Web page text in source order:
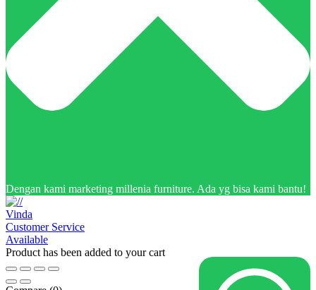
Dengan kami marketing millenia furniture. Ada yg bisa kami bantu!
Vinda
Customer Service
Available
Product has been added to your cart